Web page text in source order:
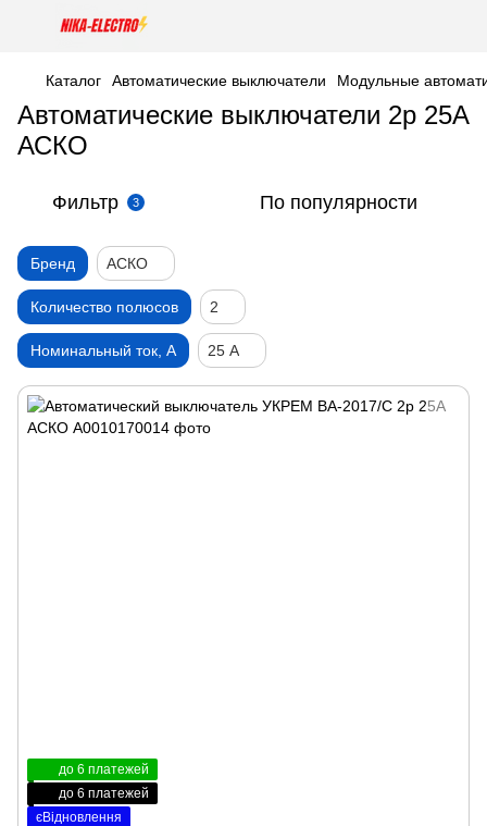
Каталог Автоматические выключатели Модульные
Автоматические выключатели 2р 25А
АСКО
Фильтр 3 По популярности
Бренд АСКО
Количество полюсов 2
Номинальный ток, А 25 А
до 6 платежей
до 6 платежей
єВідновлення